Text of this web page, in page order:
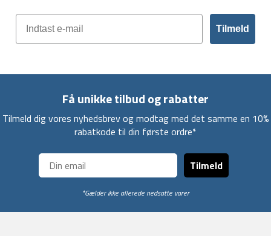
Tilmeld
Få unikke tilbud og rabatter
Tilmeld dig vores nyhedsbrev og modtag med det samme en 10%
rabatkode til din første ordre*
Tilmeld
*Gælder ikke allerede nedsatte varer